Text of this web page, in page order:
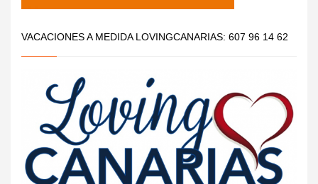
VACACIONES A MEDIDA LOVINGCANARIAS: 607 96 14 62